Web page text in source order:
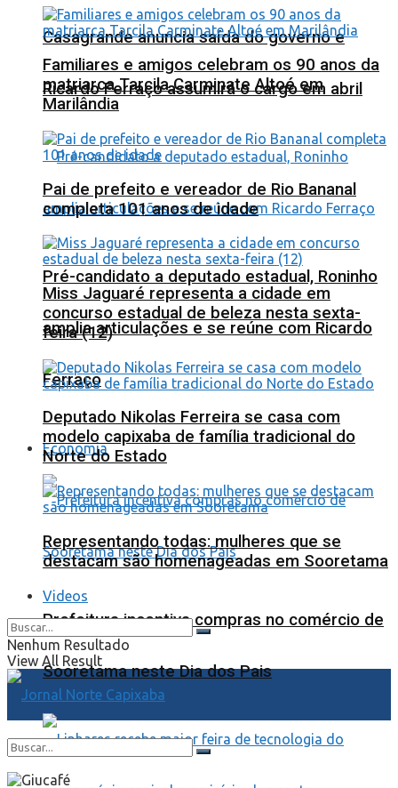
Casagrande anuncia saída do governo e
Ricardo Ferraço assumirá o cargo em abril
Pré-candidato a deputado estadual, Roninho
amplia articulações e se reúne com Ricardo
Ferraço
Economia
Prefeitura incentiva compras no comércio de
Sooretama neste Dia dos Pais
Familiares e amigos celebram os 90 anos da
matriarca Tarcila Carminate Altoé em
Marilândia
Pai de prefeito e vereador de Rio Bananal
completa 101 anos de idade
Miss Jaguaré representa a cidade em
concurso estadual de beleza nesta sexta-
feira (12)
Deputado Nikolas Ferreira se casa com
modelo capixaba de família tradicional do
Norte do Estado
Representando todas: mulheres que se
destacam são homenageadas em Sooretama
Videos
Nenhum Resultado
View All Result